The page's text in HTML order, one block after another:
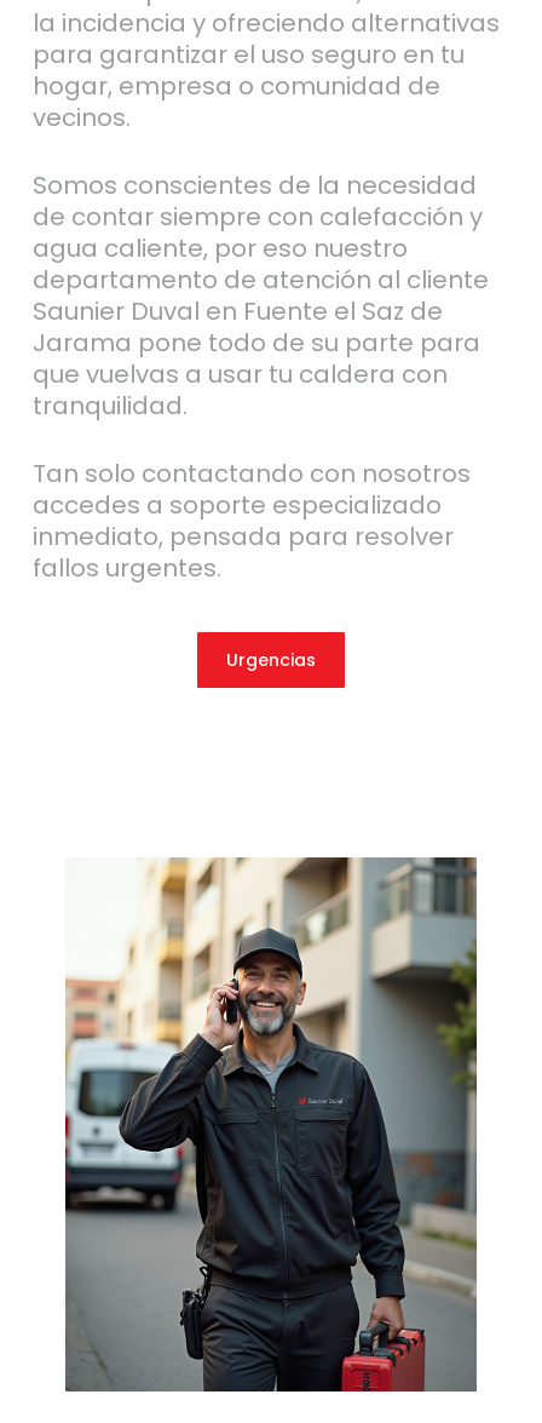
la incidencia y ofreciendo alternativas
para garantizar el uso seguro en tu
hogar, empresa o comunidad de
vecinos.
Somos conscientes de la necesidad
de contar siempre con calefacción y
agua caliente, por eso nuestro
departamento de atención al cliente
Saunier Duval en Fuente el Saz de
Jarama pone todo de su parte para
que vuelvas a usar tu caldera con
tranquilidad.
Tan solo contactando con nosotros
accedes a soporte especializado
inmediato, pensada para resolver
fallos urgentes.
Urgencias